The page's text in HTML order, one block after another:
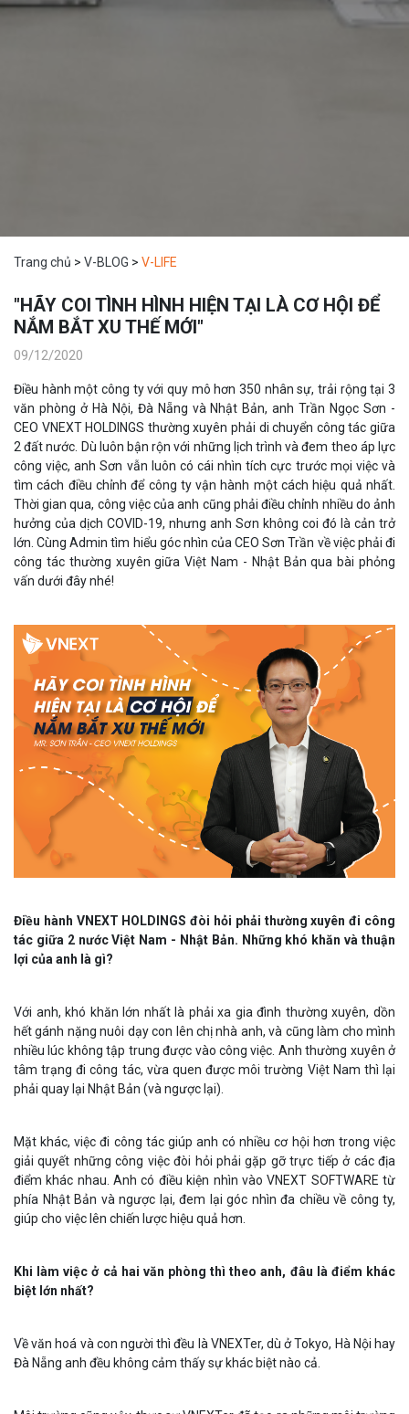
Trang chủ > V-BLOG > V-LIFE
"HÃY COI TÌNH HÌNH HIỆN TẠI LÀ CƠ HỘI ĐỂ
NẮM BẮT XU THẾ MỚI"
09/12/2020
Điều hành một công ty với quy mô hơn 350 nhân sự, trải rộng tại 3
văn phòng ở Hà Nội, Đà Nẵng và Nhật Bản, anh Trần Ngọc Sơn -
CEO VNEXT HOLDINGS thường xuyên phải di chuyển công tác giữa
2 đất nước. Dù luôn bận rộn với những lịch trình và đem theo áp lực
công việc, anh Sơn vẫn luôn có cái nhìn tích cực trước mọi việc và
tìm cách điều chỉnh để công ty vận hành một cách hiệu quả nhất.
Thời gian qua, công việc của anh cũng phải điều chỉnh nhiều do ảnh
hưởng của dịch COVID-19, nhưng anh Sơn không coi đó là cản trở
lớn. Cùng Admin tìm hiểu góc nhìn của CEO Sơn Trần về việc phải đi
công tác thường xuyên giữa Việt Nam - Nhật Bản qua bài phỏng
vấn dưới đây nhé!
Điều hành VNEXT HOLDINGS đòi hỏi phải thường xuyên đi công
tác giữa 2 nước Việt Nam - Nhật Bản. Những khó khăn và thuận
lợi của anh là gì?
Với anh, khó khăn lớn nhất là phải xa gia đình thường xuyên, dồn
hết gánh nặng nuôi dạy con lên chị nhà anh, và cũng làm cho mình
nhiều lúc không tập trung được vào công việc. Anh thường xuyên ở
tâm trạng đi công tác, vừa quen được môi trường Việt Nam thì lại
phải quay lại Nhật Bản (và ngược lại).
Mặt khác, việc đi công tác giúp anh có nhiều cơ hội hơn trong việc
giải quyết những công việc đòi hỏi phải gặp gỡ trực tiếp ở các địa
điểm khác nhau. Anh có điều kiện nhìn vào VNEXT SOFTWARE từ
phía Nhật Bản và ngược lại, đem lại góc nhìn đa chiều về công ty,
giúp cho việc lên chiến lược hiệu quả hơn.
Khi làm việc ở cả hai văn phòng thì theo anh, đâu là điểm khác
biệt lớn nhất?
Về văn hoá và con người thì đều là VNEXTer, dù ở Tokyo, Hà Nội hay
Đà Nẵng anh đều không cảm thấy sự khác biệt nào cả.